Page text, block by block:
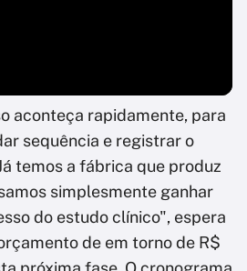
aconteça rapidamente, para
sequência e registrar o
temos a fábrica que produz
simplesmente ganhar
do estudo clínico", espera
de em torno de R$